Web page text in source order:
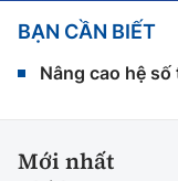
BẠN CẦN BIẾT
Nâng cao hệ
Mới nhất